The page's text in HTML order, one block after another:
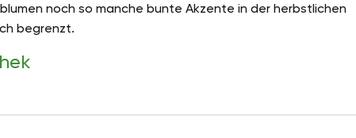
noch so manche bunte Akzente in der herbstlichen
begrenzt.